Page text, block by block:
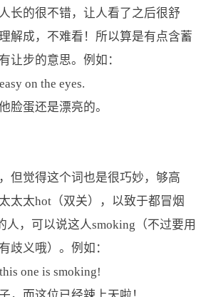
长的很不错，让人看了之后很舒
解成，不难看！所以算是有点含蓄
让步的意思。例如：
on the eyes.
脸蛋还是漂亮的。
但觉得这个词也是很巧妙，够高
太太hot（双关），以致于都冒烟
人，可以说这人smoking（不过要用
歧义哦）。例如：
one is smoking!